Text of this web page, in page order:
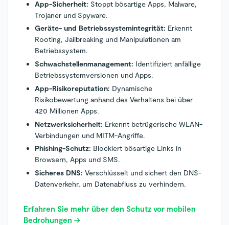
App-Sicherheit: Stoppt bösartige Apps, Malware,
Trojaner und Spyware.
Geräte- und Betriebssystemintegrität: Erkennt
Rooting, Jailbreaking und Manipulationen am
Betriebssystem.
Schwachstellenmanagement: Identifiziert anfällige
Betriebssystemversionen und Apps.
App-Risikoreputation: Dynamische
Risikobewertung anhand des Verhaltens bei über
420 Millionen Apps.
Netzwerksicherheit: Erkennt betrügerische WLAN-
Verbindungen und MITM-Angriffe.
Phishing-Schutz: Blockiert bösartige Links in
Browsern, Apps und SMS.
Sicheres DNS: Verschlüsselt und sichert den DNS-
Datenverkehr, um Datenabfluss zu verhindern.
Erfahren Sie mehr über den Schutz vor mobilen
Bedrohungen →